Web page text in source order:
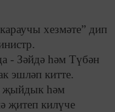
хезмәте” дип
- Зәйдә һәм Түбән
эшләп китте.
җыйдык һәм
җитеп килүче